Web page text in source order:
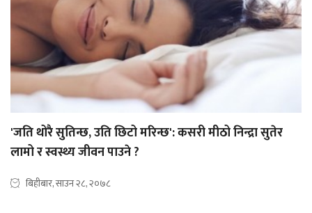
'जति थोरै सुतिन्छ, उति छिटो मरिन्छ': कसरी मीठो निन्द्रा सुतेर
लामो र स्वस्थ्य जीवन पाउने ?
बिहीबार, साउन २८, २०७८